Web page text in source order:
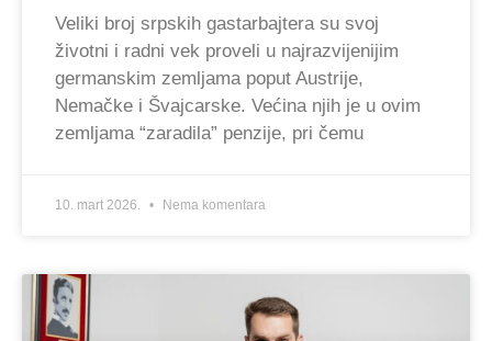
Veliki broj srpskih gastarbajtera su svoj
životni i radni vek proveli u najrazvijenijim
germanskim zemljama poput Austrije,
Nemačke i Švajcarske. Većina njih je u ovim
zemljama “zaradila” penzije, pri čemu
10. mart 2026. Nema komentara